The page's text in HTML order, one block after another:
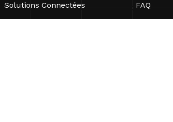
Solutions Connectées FAQ